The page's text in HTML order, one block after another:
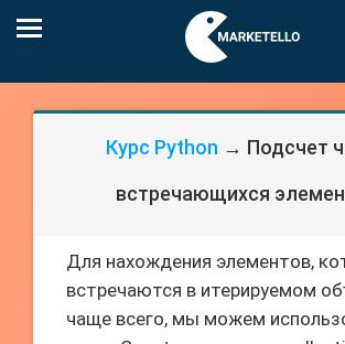
Курс Python → Подсчет
встречающихся
Для нахождения элементов,
встречаются в итерируемом
чаще всего, мы можем